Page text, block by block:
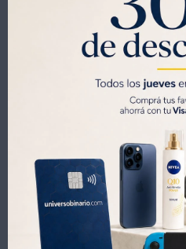
 
Métodos y costos de envíos
Productos que te